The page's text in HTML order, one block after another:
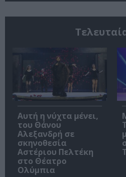
Αυτή η νύχτα μένει,
του Θάνου
Αλεξανδρή σε
σκηνοθεσία
Αστέριου Πελτέκη
στο Θέατρο
Ολύμπια